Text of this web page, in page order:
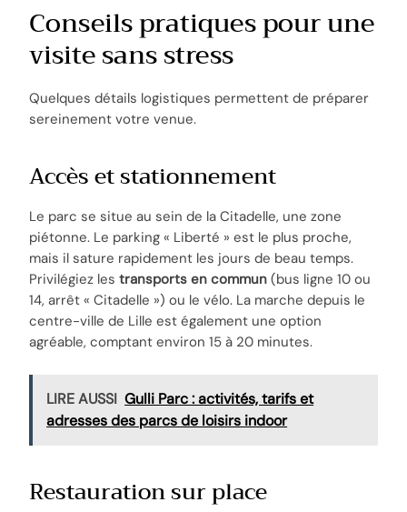
Conseils pratiques pour une
visite sans stress
Quelques détails logistiques permettent de préparer
sereinement votre venue.
Accès et stationnement
Le parc se situe au sein de la Citadelle, une zone
piétonne. Le parking « Liberté » est le plus proche,
mais il sature rapidement les jours de beau temps.
Privilégiez lestransports en commun (bus ligne 10 ou
14, arrêt « Citadelle ») ou le vélo. La marche depuis le
centre-ville de Lille est également une option
agréable, comptant environ 15 à 20 minutes.
LIRE AUSSI Gulli Parc : activités, tarifs et
adresses des parcs de loisirs indoor
Restauration sur place